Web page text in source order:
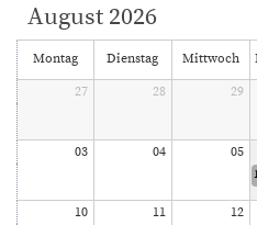
August 2026
Montag Dienstag Mittwoch
27
28 29
03 04 05
10 11 12